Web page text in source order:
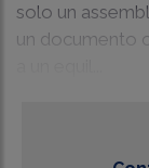
solo un
un documento